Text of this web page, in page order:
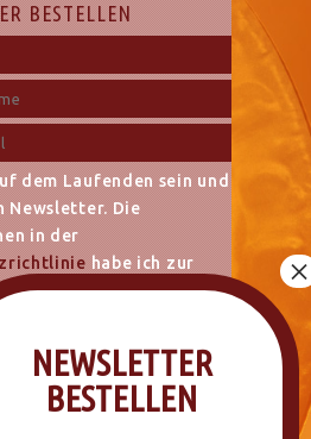
BESTELLEN
dem Laufenden sein und
Newsletter. Die
in der
habe ich zur
NEWSLETTER
BESTELLEN